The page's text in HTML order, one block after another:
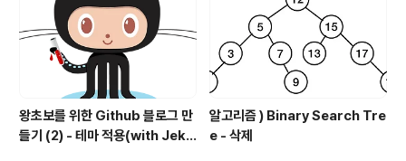
왕초보를 위한 Github 블로그 만
들기 (2) - 테마 적용(with Jekyl
알고리즘 ) Binary Search Tre
e - 삭제